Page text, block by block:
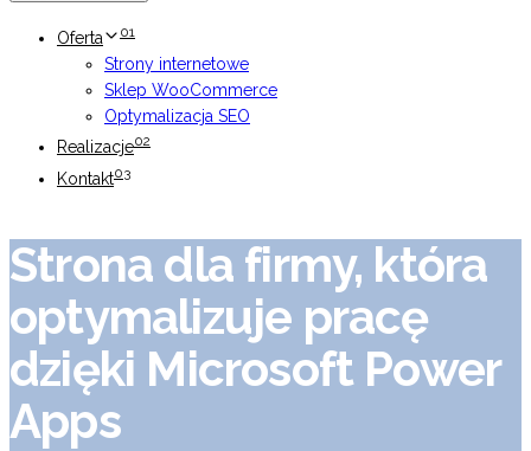
Oferta 01
Strony internetowe
Sklep WooCommerce
Optymalizacja SEO
Realizacje02
Kontakt03
Strona dla firmy, która
optymalizuje pracę
dzięki Microsoft Power
Apps